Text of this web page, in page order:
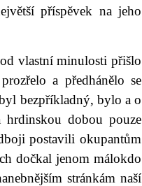
příspěvek na jeho
vlastní minulosti přišlo
a předhánělo se
bezpříkladný, bylo a o
hrdinskou dobou pouze
postavili okupantům
dočkal jenom málokdo
stránkám naší